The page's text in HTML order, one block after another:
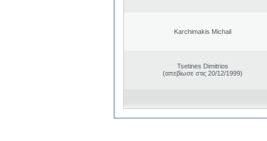
Karchimakis Michail
Tsetines Dimitrios
(απεβίωσε στις 20/12/1999)